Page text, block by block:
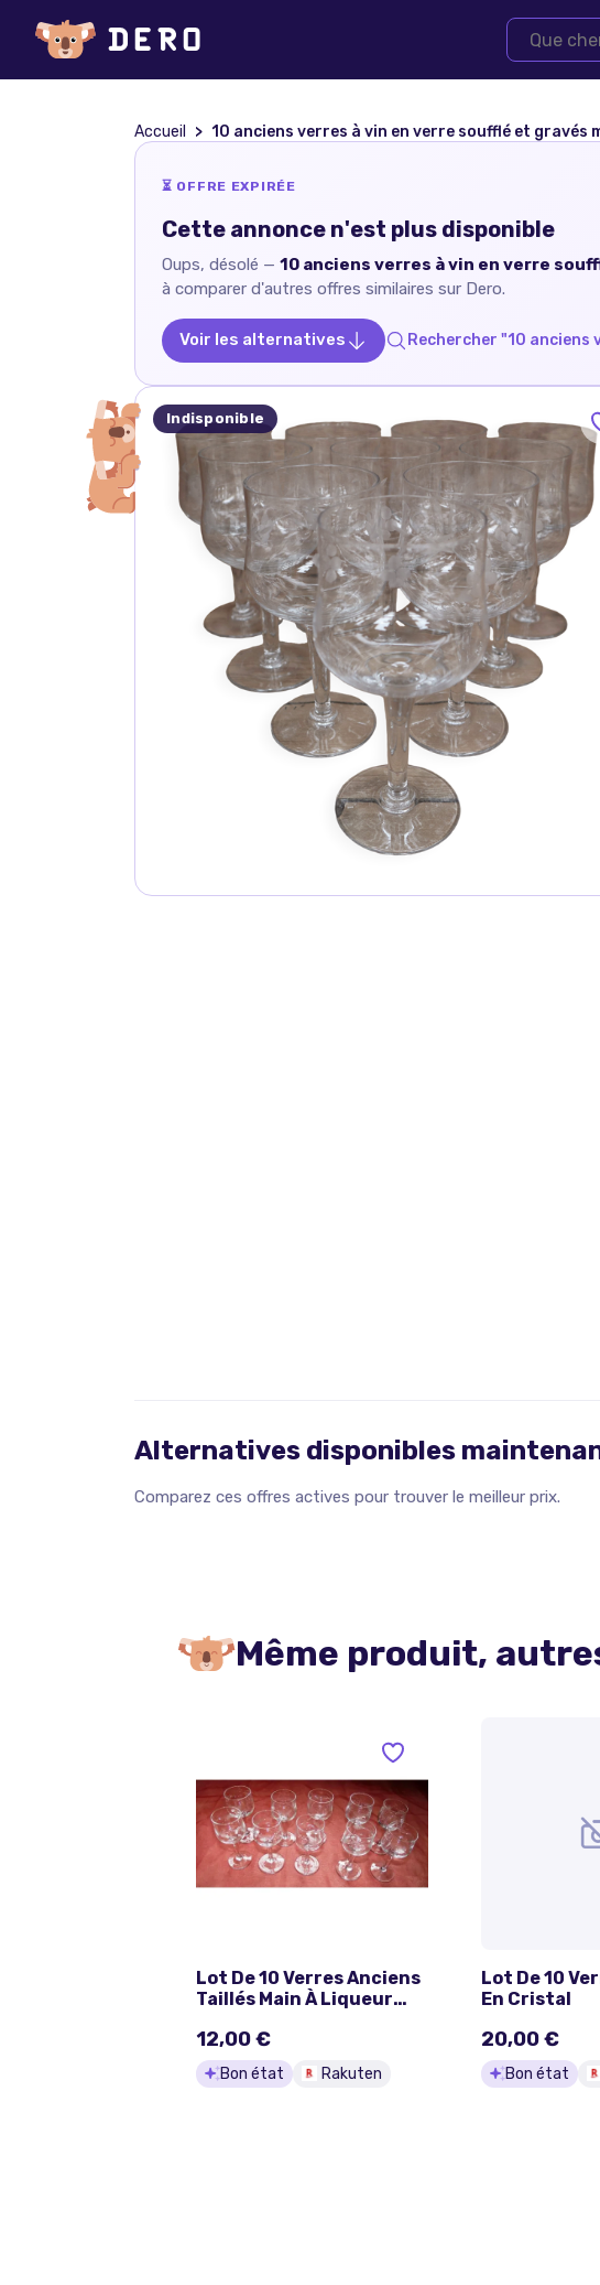
Accueil 10 anciens verres à vin en verre soufflé et gravés
⏳ OFFRE EXPIRÉE
Cette annonce n'est plus disponible
Oups, désolé — 10 anciens verres à vin en verre
à comparer d'autres offres similaires sur Dero.
Voir les alternatives Rechercher "10 anciens
Indisponible
Alternatives disponibles
Comparez ces offres actives pour trouver le meilleur prix.
Même produit,
Lot De 10 Verres Anciens
Taillés Main À Liqueur
12,00 €
Bon état Rakuten
Lot De 10
En Cristal
20,00 €
Bon état